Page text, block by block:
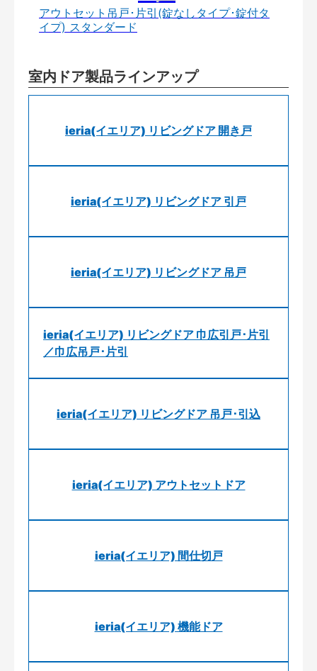
アウトセット吊戸･片引(錠なしタイプ･錠付タ
イプ) スタンダード
室内ドア製品ラインアップ
ieria(イエリア) リビングドア 開き戸
ieria(イエリア) リビングドア 引戸
ieria(イエリア) リビングドア 吊戸
ieria(イエリア) リビングドア 巾広引戸･片引
／巾広吊戸･片引
ieria(イエリア) リビングドア 吊戸･引込
ieria(イエリア) アウトセットドア
ieria(イエリア) 間仕切戸
ieria(イエリア) 機能ドア